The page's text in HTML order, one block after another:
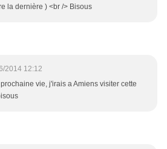
la dernière ) <br /> Bisous
2014 12:12
vie, j'irais a Amiens visiter cette